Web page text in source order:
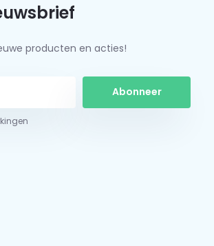
producten en acties!
Abonneer